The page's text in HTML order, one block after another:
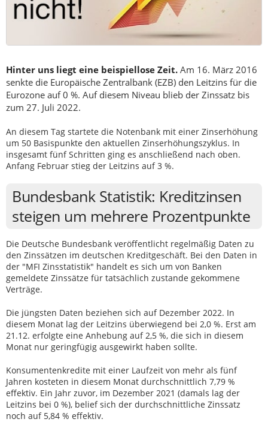
Hinter uns liegt eine beispiellose Zeit. Am 16. März 2016
senkte die Europäische Zentralbank (EZB) den Leitzins für die
Eurozone auf 0 %. Auf diesem Niveau blieb der Zinssatz bis
zum 27. Juli 2022.
An diesem Tag startete die Notenbank mit einer Zinserhöhung
um 50 Basispunkte den aktuellen Zinserhöhungszyklus. In
insgesamt fünf Schritten ging es anschließend nach oben.
Anfang Februar stieg der Leitzins auf 3 %.
Bundesbank Statistik: Kreditzinsen
steigen um mehrere Prozentpunkte
Die Deutsche Bundesbank veröffentlicht regelmäßig Daten zu
den Zinssätzen im deutschen Kreditgeschäft. Bei den Daten in
der "MFI Zinsstatistik" handelt es sich um von Banken
gemeldete Zinssätze für tatsächlich zustande gekommene
Verträge.
Die jüngsten Daten beziehen sich auf Dezember 2022. In
diesem Monat lag der Leitzins überwiegend bei 2,0 %. Erst am
21.12. erfolgte eine Anhebung auf 2,5 %, die sich in diesem
Monat nur geringfügig ausgewirkt haben sollte.
Konsumentenkredite mit einer Laufzeit von mehr als fünf
Jahren kosteten in diesem Monat durchschnittlich 7,79 %
effektiv. Ein Jahr zuvor, im Dezember 2021 (damals lag der
Leitzins bei 0 %), belief sich der durchschnittliche Zinssatz
noch auf 5,84 % effektiv.